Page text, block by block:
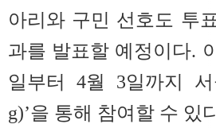
아리와 구민 선호도 투
과를 발표할 예정이다.
일부터 4월 3일까지
g)’을 통해 참여할 수 있